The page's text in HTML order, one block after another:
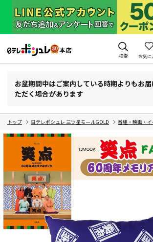
検索 お気に
お盆期間中はご案内している時期よりもお
ただく場合があります
トップ 日テレポシュレ 三ツ星モールGOLD 番組・映画・